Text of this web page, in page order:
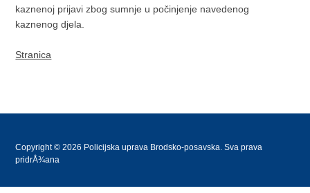
kaznenoj prijavi zbog sumnje u počinjenje navedenog
kaznenog djela.
Stranica
Copyright © 2026 Policijska uprava Brodsko-posavska. Sva prava
pridrÅ¾ana